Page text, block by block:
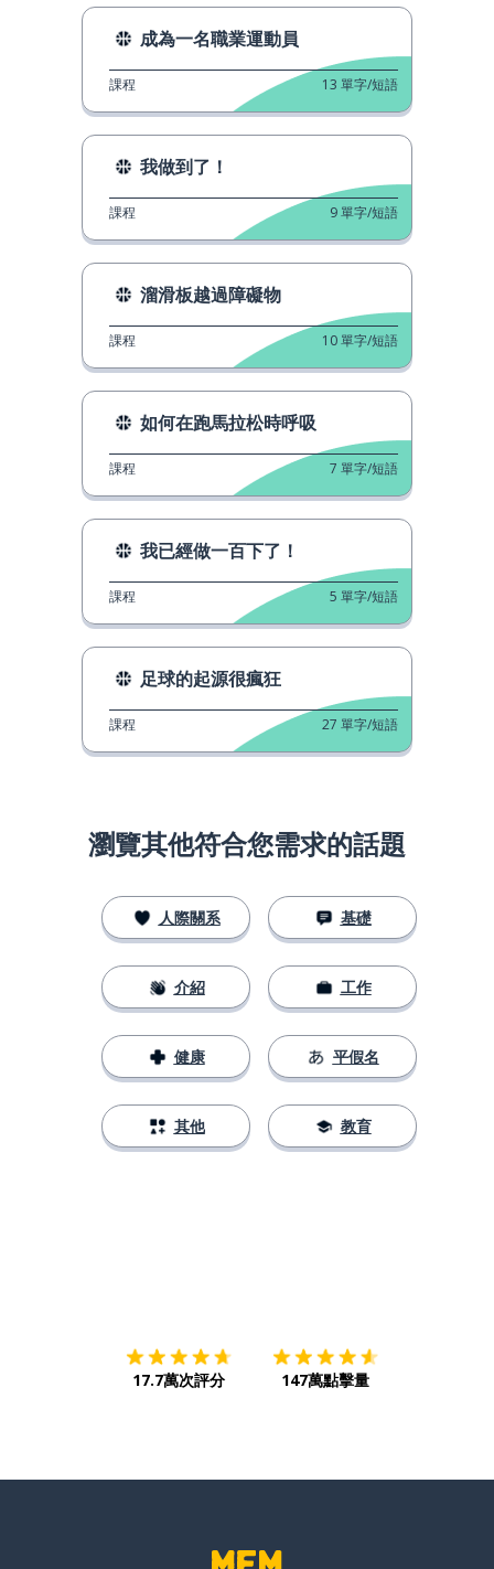
成為一名職業運動員
課程 13 單字/短語
我做到了！
課程 9單字/短語
溜滑板越過障礙物
課程 10單字/短語
如何在跑馬拉松時呼吸
課程 7 單字/短語
我已經做一百下了！
課程 5 單字/短語
足球的起源很瘋狂
課程 27 單字/短語
瀏覽其他符合您需求的話題
人際關系
介紹
健康
其他
基礎
工作
平假名
教育
17.7萬次評分 147萬點擊量